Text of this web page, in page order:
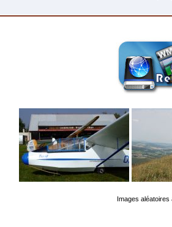
Images aléatoires